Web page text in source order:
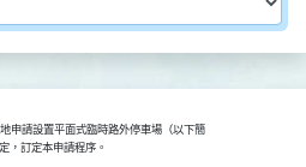
申請設置平面式臨時路外停車場（以下簡
，訂定本申請程序。